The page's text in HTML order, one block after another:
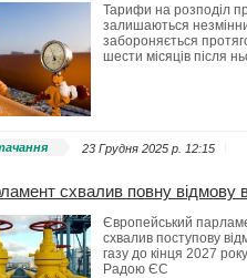
Тарифи на розподіл
залишаються
забороняється
шести місяців після
23 Грудня 2025 p. 12:15
схвалив повну відмову
Європейський
схвалив поступову
газу до кінця 2027
Радою ЄС